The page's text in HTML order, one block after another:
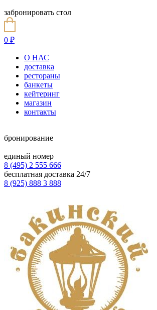
забронировать стол
0 ₽
О НАС
доставка
рестораны
банкеты
кейтеринг
магазин
контакты
бронирование
единый номер
8 (495) 2 555 666
бесплатная доставка 24/7
8 (925) 888 3 888